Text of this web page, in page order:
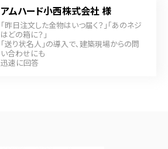
アムハード小西株式会社 様
「昨日注文した金物はいつ届く？」「あのネジ
はどの箱に？」
「送り状名人」の導入で､建築現場からの問
い合わせにも
迅速に回答